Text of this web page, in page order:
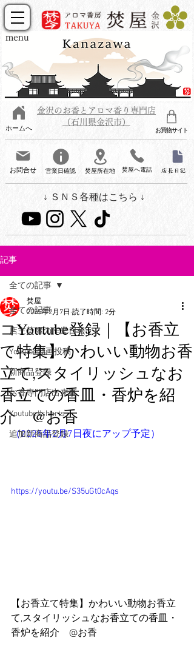
menu
ホームへ
焚屋所在地
営業日確認
お問合せ 焚屋へ電話
お買物サイト
↓ ＳＮＳ各種はこちら ↓
金沢のお香とアロマ香り専門店
（石川県金沢市）
店長日記
記事
全ての記事
店主焚屋の作業日報
Youtube動画投稿
新商品登録
お香専門店出来事
Youtube#shorts
追加新商品登録
全ての記事
コYoutube登録｜【お香立
て特集】かわいい動物お香
立て,スタイリッシュなお
香立ての香皿・香炉を紹
介 @お香
焚屋
2025年2月7日 読了時間: 2分
（2025年2月7日夜にアップ予定）
https://youtu.be/S35uGt0cAqs
【お香立て特集】かわいい動物お香立
て,スタイリッシュなお香立ての香皿・
香炉を紹介　@お香